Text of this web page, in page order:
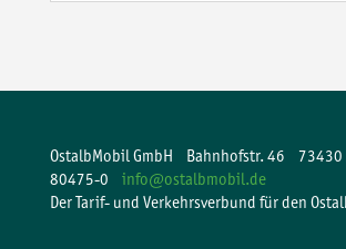
OstalbMobil GmbH Bahnhofstr. 46
80475-0 info@ostalbmobil.de
Der Tarif- und Verkehrsverbund für den